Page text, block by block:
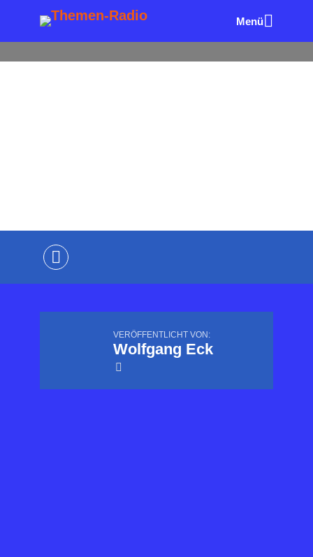
Menü
VERÖFFENTLICHT VON:
Wolfgang Eck